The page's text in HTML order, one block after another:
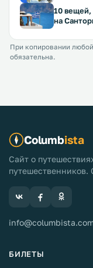
10 вещей,
на
При копировании
обязательна.
Columbista
Сайт о
путешественников.
БИЛЕТЫ